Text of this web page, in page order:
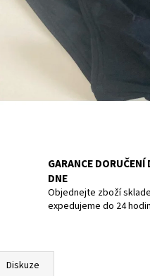
GARANCE DORUČENÍ
DNE
Objednejte zboží
expedujeme do 24 hodin
Diskuze
1 390 Kč